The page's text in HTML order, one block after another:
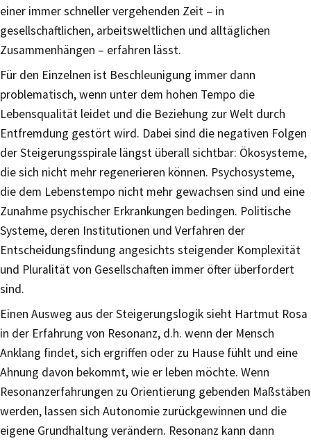
einer immer schneller vergehenden Zeit – in
gesellschaftlichen, arbeitsweltlichen und alltäglichen
Zusammenhängen – erfahren lässt.
Für den Einzelnen ist Beschleunigung immer dann
problematisch, wenn unter dem hohen Tempo die
Lebensqualität leidet und die Beziehung zur Welt durch
Entfremdung gestört wird. Dabei sind die negativen Folgen
der Steigerungsspirale längst überall sichtbar: Ökosysteme,
die sich nicht mehr regenerieren können. Psychosysteme,
die dem Lebenstempo nicht mehr gewachsen sind und eine
Zunahme psychischer Erkrankungen bedingen. Politische
Systeme, deren Institutionen und Verfahren der
Entscheidungsfindung angesichts steigender Komplexität
und Pluralität von Gesellschaften immer öfter überfordert
sind.
Einen Ausweg aus der Steigerungslogik sieht Hartmut Rosa
in der Erfahrung von Resonanz, d.h. wenn der Mensch
Anklang findet, sich ergriffen oder zu Hause fühlt und eine
Ahnung davon bekommt, wie er leben möchte. Wenn
Resonanzerfahrungen zu Orientierung gebenden Maßstäben
werden, lassen sich Autonomie zurückgewinnen und die
eigene Grundhaltung verändern. Resonanz kann dann